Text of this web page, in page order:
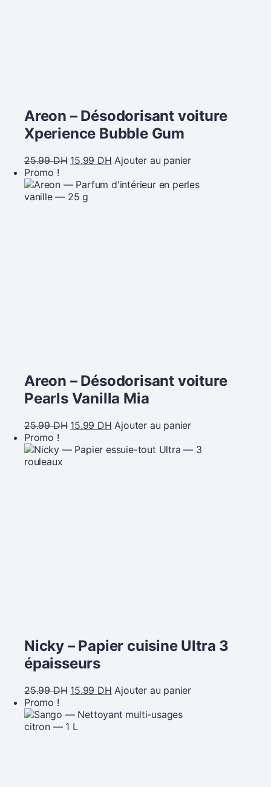
Areon – Désodorisant voiture
Xperience Bubble Gum
25.99DH 15.99 DH Ajouter au panier
Promo !
Areon – Désodorisant voiture
Pearls Vanilla Mia
25.99DH 15.99 DH Ajouter au panier
Promo !
Nicky – Papier cuisine Ultra 3
épaisseurs
25.99DH 15.99 DH Ajouter au panier
Promo !